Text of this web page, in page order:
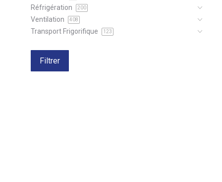
Réfrigération 200
Ventilation 408
Transport Frigorifique 123
Filtrer